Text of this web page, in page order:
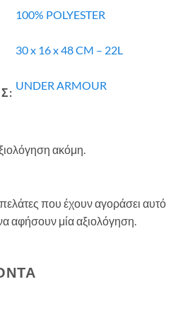
100% POLYESTER
30 x 16 x 48 CM – 22L
UNDER ARMOUR
ακόμη.
που έχουν αγοράσει αυτό
αφήσουν μία αξιολόγηση.